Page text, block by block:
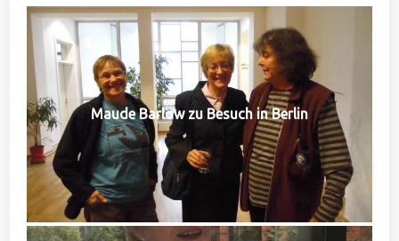
Maude Barlow zu Besuch in Berlin